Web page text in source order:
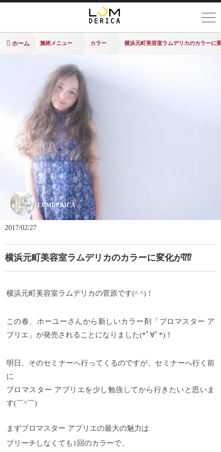
ホーム 施術メニュー カラー 横浜元町美容室ラムデリカのカラーに
LUMDERICA
2017/02/27
横浜元町美容室ラムデリカのカラーに変化が⁉︎⁉︎
横浜元町美容室ラムデリカの菅原です(^ ^)！
この春、ホーユーさんから新しいカラー剤「プロマスター ア
プリエ」が発売されることになりました(*ﾟ∀ﾟ*)！
明日、そのセミナーへ行ってくるのですが、セミナーへ行く前
に
プロマスター アプリエを少し勉強してから行きたいと思いま
す(￣^￣)ゞ
まずプロマスター アプリエの最大の魅力は
ブリーチしなくても1回のカラーで、